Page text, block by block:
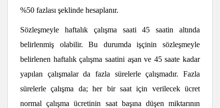
%50 fazlası şeklinde hesaplanır.
Sözleşmeyle haftalık çalışma saati 45 saatin altında
belirlenmiş olabilir. Bu durumda işçinin sözleşmeyle
belirlenen haftalık çalışma saatini aşan ve 45 saate kadar
yapılan çalışmalar da fazla sürelerle çalışmadır. Fazla
sürelerle çalışma da; her bir saat için verilecek ücret
normal çalışma ücretinin saat başına düşen miktarının